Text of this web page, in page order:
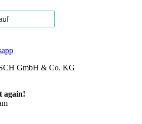
GmbH & Co. KG
again!